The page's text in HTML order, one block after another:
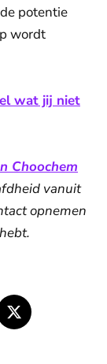
potentie
wordt
wat jij niet
Choochem
vanuit
opnemen